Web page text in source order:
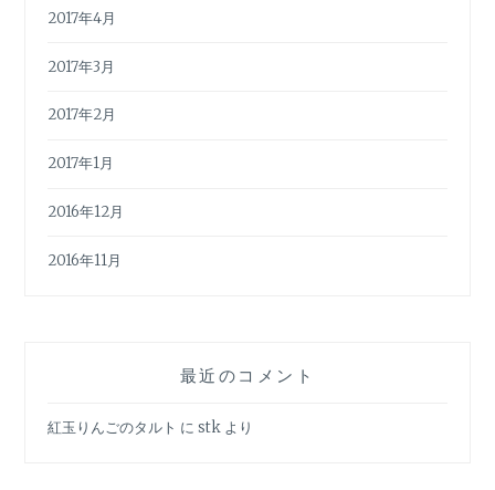
2017年4月
2017年3月
2017年2月
2017年1月
2016年12月
2016年11月
最近のコメント
紅玉りんごのタルト にstk より